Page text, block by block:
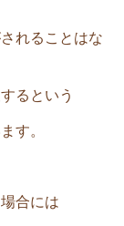
れることはな
るという
す。
合には